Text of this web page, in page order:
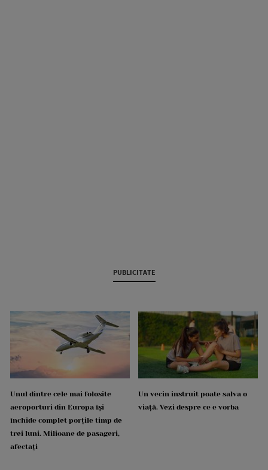
PUBLICITATE
Unul dintre cele mai folosite
aeroporturi din Europa își
închide complet porțile timp de
trei luni. Milioane de pasageri,
afectați
Un vecin instruit poate salva o
viață. Vezi despre ce e vorba